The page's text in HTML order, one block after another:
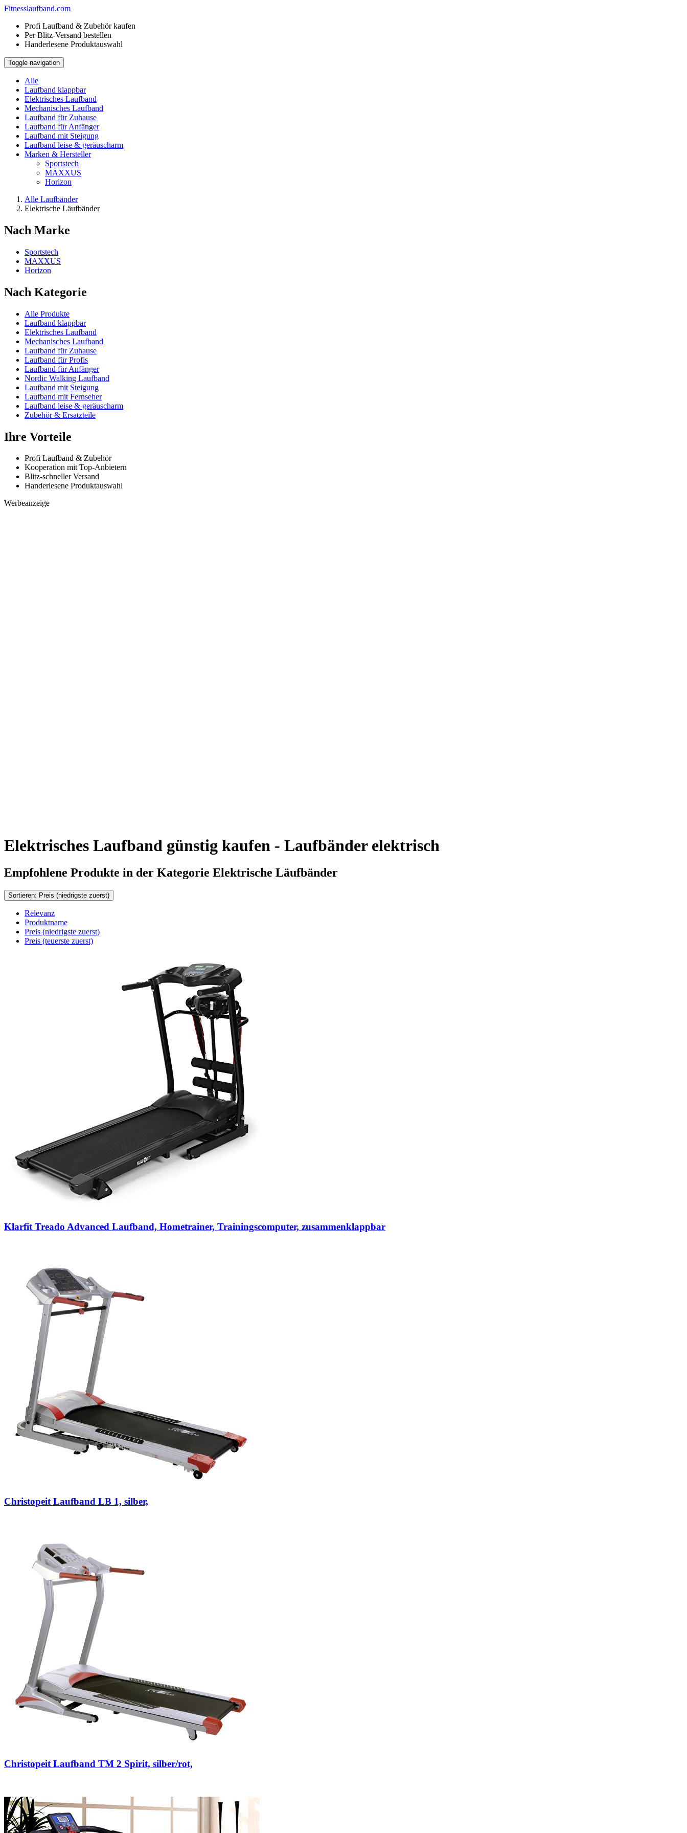
Fitnesslaufband.com
Profi Laufband & Zubehör kaufen
Per Blitz-Versand bestellen
Handerlesene Produktauswahl
Toggle navigation
Alle
Laufband klappbar
Elektrisches Laufband
Mechanisches Laufband
Laufband für Zuhause
Laufband für Anfänger
Laufband mit Steigung
Laufband leise & geräuscharm
Marken & Hersteller
Sportstech
MAXXUS
Horizon
Alle Laufbänder
Elektrische Läufbänder
Nach Marke
Sportstech
MAXXUS
Horizon
Nach Kategorie
Alle Produkte
Laufband klappbar
Elektrisches Laufband
Mechanisches Laufband
Laufband für Zuhause
Laufband für Profis
Laufband für Anfänger
Nordic Walking Laufband
Laufband mit Steigung
Laufband mit Fernseher
Laufband leise & geräuscharm
Zubehör & Ersatzteile
Ihre Vorteile
Profi Laufband & Zubehör
Kooperation mit Top-Anbietern
Blitz-schneller Versand
Handerlesene Produktauswahl
Werbeanzeige
Elektrisches Laufband günstig kaufen - Laufbänder elektrisch
Empfohlene Produkte in der Kategorie Elektrische Läufbänder
Sortieren: Preis (niedrigste zuerst)
Relevanz
Produktname
Preis (niedrigste zuerst)
Preis (teuerste zuerst)
Klarfit Treado Advanced Laufband, Hometrainer, Trainingscomputer, zusammenklappbar
Christopeit Laufband LB 1, silber,
Christopeit Laufband TM 2 Spirit, silber/rot,